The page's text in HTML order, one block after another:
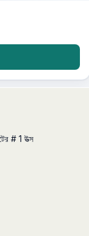
# 1 উত্স